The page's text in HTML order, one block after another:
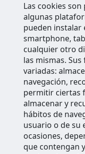
Las cookies
algunas
pueden instalar
smartphone,
cualquier otro
las mismas.
variadas:
navegación,
permitir ciertas
almacenar y
hábitos de
usuario o de su
ocasiones,
que contengan